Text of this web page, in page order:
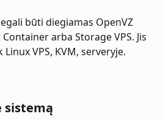
būti diegiamas OpenVZ
arba Storage VPS. Jis
VPS, KVM, serveryje.
sistemą